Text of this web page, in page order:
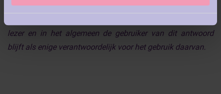
de verstrekte antwoorden en informatie. Het antwoord
lezer en in het algemeen de gebruiker van dit antwoord
blijft als enige verantwoordelijk voor het gebruik daarvan.